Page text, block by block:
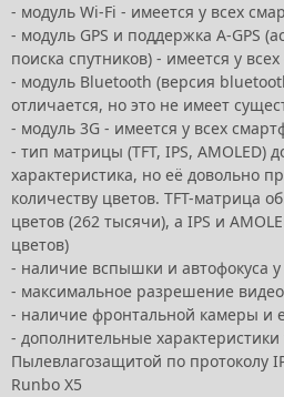
- модуль Wi-Fi - имеется у всех
- модуль GPS и поддержка A-GPS
поиска спутников) - имеется у
- модуль Bluetooth (версия
отличается, но это не имеет
- модуль 3G - имеется у всех
- тип матрицы (TFT, IPS, AMOLED)
характеристика, но её довольно
количеству цветов. TFT-матрица
цветов (262 тысячи), а IPS и
цветов)
- наличие вспышки и автофокуса
- максимальное разрешение
- наличие фронтальной камеры и
- дополнительные
Пылевлагозащитой по протоколу
Runbo X5